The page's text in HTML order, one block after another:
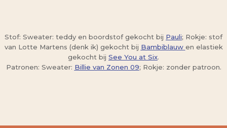
Stof: Sweater: teddy en boordstof gekocht bij Pauli; Rokje: stof
van Lotte Martens (denk ik) gekocht bij Bambiblauw en elastiek
gekocht bij See You at Six.
Patronen: Sweater: Billie van Zonen 09; Rokje: zonder patroon.